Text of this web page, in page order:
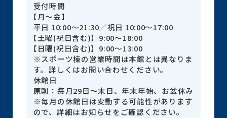
受付時間
【月～金】
平日 10:00～21:30／祝日 10:00～17:00
【土曜(祝日含む)】9:00～18:00
【日曜(祝日含む)】9:00～13:00
※スポーツ棟の営業時間は本館とは異なりま
す。詳しくはお問い合わせください。
休館日
原則：毎月29日～末日、年末年始、お盆休み
※毎月の休館日は変動する可能性があります
ので、詳細はお知らせをご確認ください。